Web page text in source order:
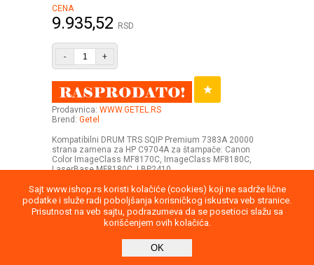
Sajt www.ishop.rs koristi kolačiće (cookies) koji ne sadrže lične
podatke i služe radi poboljšanja korisničkog iskustva veb stranice.
Prisutnost na veb sajtu, podrazumeva da se posetioci slažu sa
korišćenjem ovih kolačića.
OK
CENA
9.935,52 RSD
- +
Prodavnica: WWW.GETEL.RS
Brend: Getel
Kompatibilni DRUM TRS SQIP Premium 7383A 20000
strana zamena za HP C9704A za štampače: Canon
Color ImageClass MF8170C, ImageClass MF8180C,
LaserBase MF8180C, LBP2410
Privatnost podataka Kontakt